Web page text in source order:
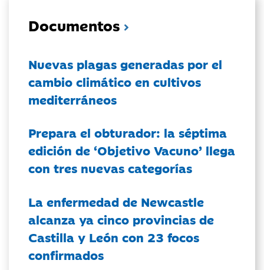
Documentos
Nuevas plagas generadas por el
cambio climático en cultivos
mediterráneos
Prepara el obturador: la séptima
edición de ‘Objetivo Vacuno’ llega
con tres nuevas categorías
La enfermedad de Newcastle
alcanza ya cinco provincias de
Castilla y León con 23 focos
confirmados